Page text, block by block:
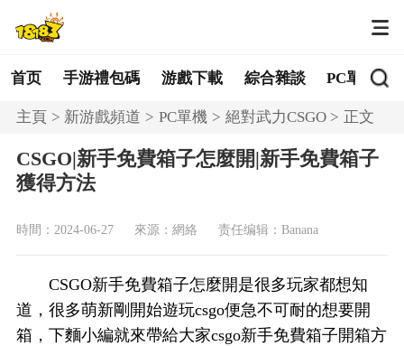
首页 手游禮包碼 游戲下載 綜合雜談 PC單機
主頁 新游戲頻道 PC單機 絕對武力CSGO 正文
CSGO|新手免費箱子怎麼開|新手免費箱子
獲得方法
時間：2024-06-27 來源：網絡 责任编辑：Banana
CSGO新手免費箱子怎麼開是很多玩家都想知
道，很多萌新剛開始遊玩csgo便急不可耐的想要開
箱，下麵小編就來帶給大家csgo新手免費箱子開箱方